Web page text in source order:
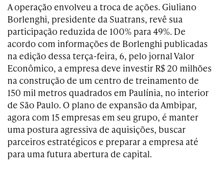
A operação envolveu a troca de ações. Giuliano
Borlenghi, presidente da Suatrans, revê sua
participação reduzida de 100% para 49%. De
acordo com informações de Borlenghi publicadas
na edição dessa terça-feira, 6, pelo jornal Valor
Econômico, a empresa deve investir R$ 20 milhões
na construção de um centro de treinamento de
150 mil metros quadrados em Paulínia, no interior
de São Paulo. O plano de expansão da Ambipar,
agora com 15 empresas em seu grupo, é manter
uma postura agressiva de aquisições, buscar
parceiros estratégicos e preparar a empresa até
para uma futura abertura de capital.